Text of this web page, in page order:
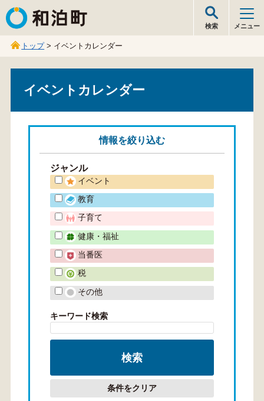
和泊町
検索 メニュー
トップ> イベントカレンダー
イベントカレンダー
情報を絞り込む
ジャンル
イベント
教育
子育て
健康・福祉
当番医
税
その他
キーワード検索
条件をクリア